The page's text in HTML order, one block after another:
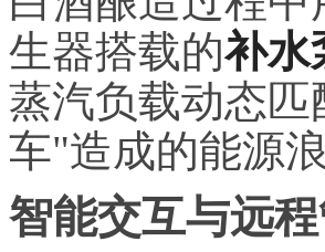
生器搭载的补水
蒸汽负载动态
车"造成的能源浪
智能交互与远